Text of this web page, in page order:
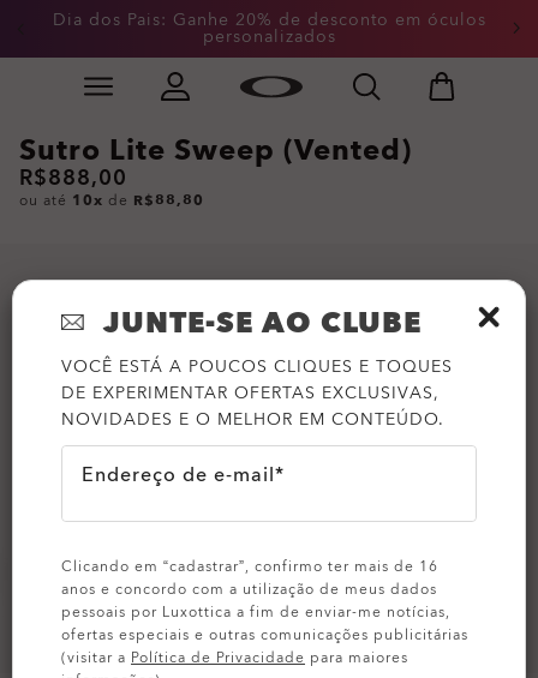
Skip to
Dia dos Pais: Ganhe 20% de desconto em óculos
personalizados
Slide 2 of 4. Dia dos Pais: Ganhe 20% de desconto
Sutro Lite Sweep (Vented)
R$888,00
ou até 10x de R$88,80
JUNTE-SE AO CLUBE
VOCÊ ESTÁ A POUCOS CLIQUES E TOQUES
DE EXPERIMENTAR OFERTAS EXCLUSIVAS,
NOVIDADES E O MELHOR EM CONTEÚDO.
Endereço de e-mail*
Clicando em “cadastrar”, confirmo ter mais de 16
anos e concordo com a utilização de meus dados
pessoais por Luxottica a fim de enviar-me notícias,
ofertas especiais e outras comunicações publicitárias
(visitar a Política de Privacidade para maiores